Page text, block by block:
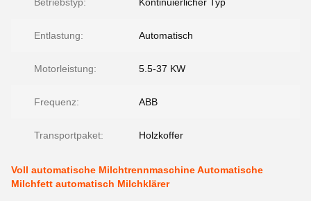
Entlastung: Automatisch
Motorleistung: 5.5-37 KW
Frequenz: ABB
Transportpaket: Holzkoffer
Voll automatische Milchtrennmaschine Automatische
Milchfett automatisch Milchklärer